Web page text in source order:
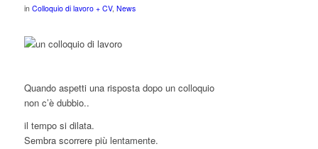
in Colloquio di lavoro + CV, News
Quando aspetti una risposta dopo un colloquio
non c’è dubbio..
il tempo si dilata.
Sembra scorrere più lentamente.